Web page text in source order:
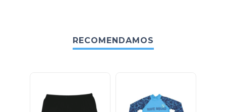
RECOMENDAMOS